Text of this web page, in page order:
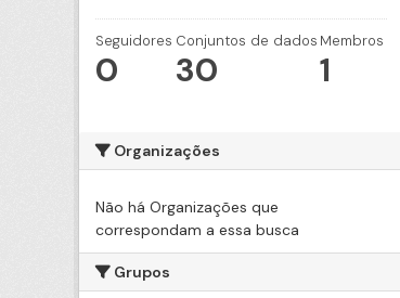
Seguidores
0
Conjuntos de dados
30
Membros
1
Organizações
Não há Organizações que
correspondam a essa busca
Grupos